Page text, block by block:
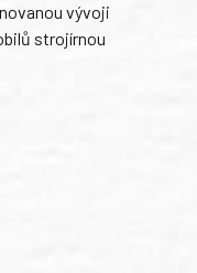
vývoji
strojírnou